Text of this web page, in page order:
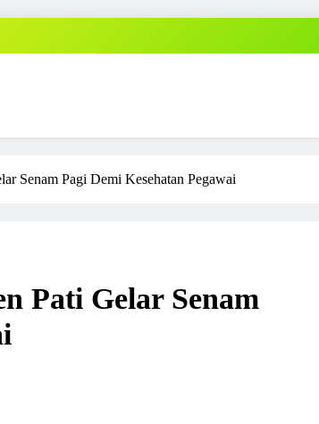
Senam Pagi Demi Kesehatan Pegawai
Pati Gelar Senam